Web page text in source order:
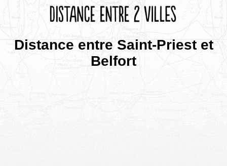
Distance entre Saint-Priest et
Belfort